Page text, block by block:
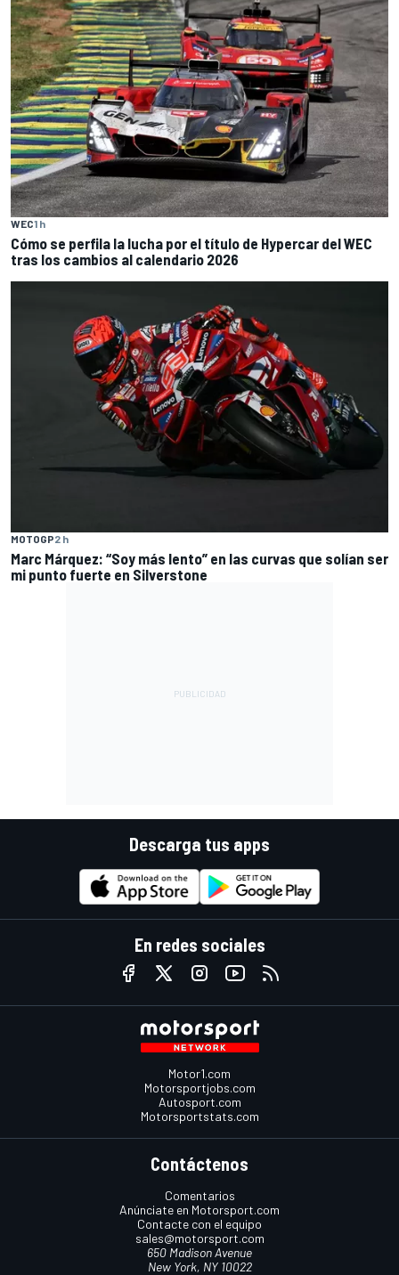
WEC1 h
Cómo se perfila la lucha por el título de Hypercar del WEC
tras los cambios al calendario 2026
MOTOGP2 h
Marc Márquez: “Soy más lento” en las curvas que solían ser
mi punto fuerte en Silverstone
Descarga tus apps
En redes sociales
Motor1.com
Motorsportjobs.com
Autosport.com
Motorsportstats.com
Contáctenos
Comentarios
Anúnciate en Motorsport.com
Contacte con el equipo
sales@motorsport.com
650 Madison Avenue
New York, NY 10022